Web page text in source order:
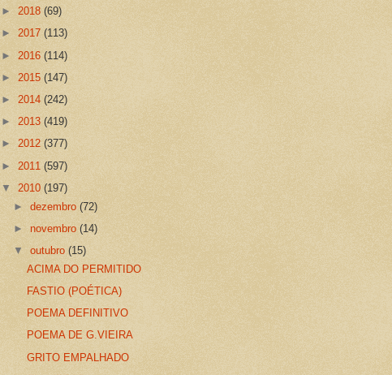
► 2018 (69)
► 2017 (113)
► 2016 (114)
► 2015 (147)
► 2014 (242)
► 2013 (419)
► 2012 (377)
► 2011 (597)
▼ 2010 (197)
►dezembro(72)
►novembro(14)
▼outubro(15)
ACIMA DO PERMITIDO
FASTIO (POÉTICA)
POEMA DEFINITIVO
POEMA DE G.VIEIRA
GRITO EMPALHADO